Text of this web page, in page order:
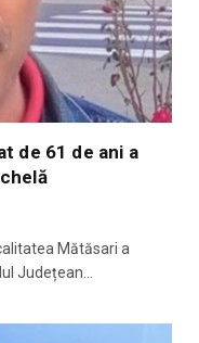
de 61 de ani a
Mătăsari a
Județean…